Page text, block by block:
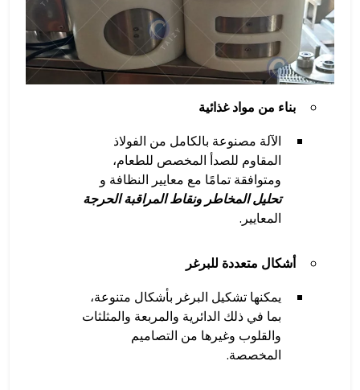
بناء من مواد غذائية
الآلة مصنوعة بالكامل من الفولاذ
المقاوم للصدأ المخصص للطعام،
ومتوافقة تمامًا مع معايير النظافة و
تحليل المخاطر ونقاط المراقبة الحرجة
المعايير.
أشكال متعددة للبرغر
يمكنها تشكيل البرغر بأشكال متنوعة،
بما في ذلك الدائرية والمربعة والمثلثات
والقلوب وغيرها من التصاميم
المخصصة.